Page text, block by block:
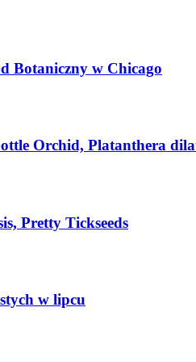
Botaniczny w Chicago
Orchid, Platanthera
Pretty Tickseeds
w lipcu